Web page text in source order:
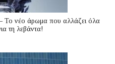
Το νέο άρωμα που αλλάζει όλα
τη λεβάντα!